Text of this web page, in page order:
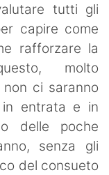
tutti gli
capire come
rafforzare la
molto
ci saranno
in entrata e in
delle poche
senza gli
del consueto